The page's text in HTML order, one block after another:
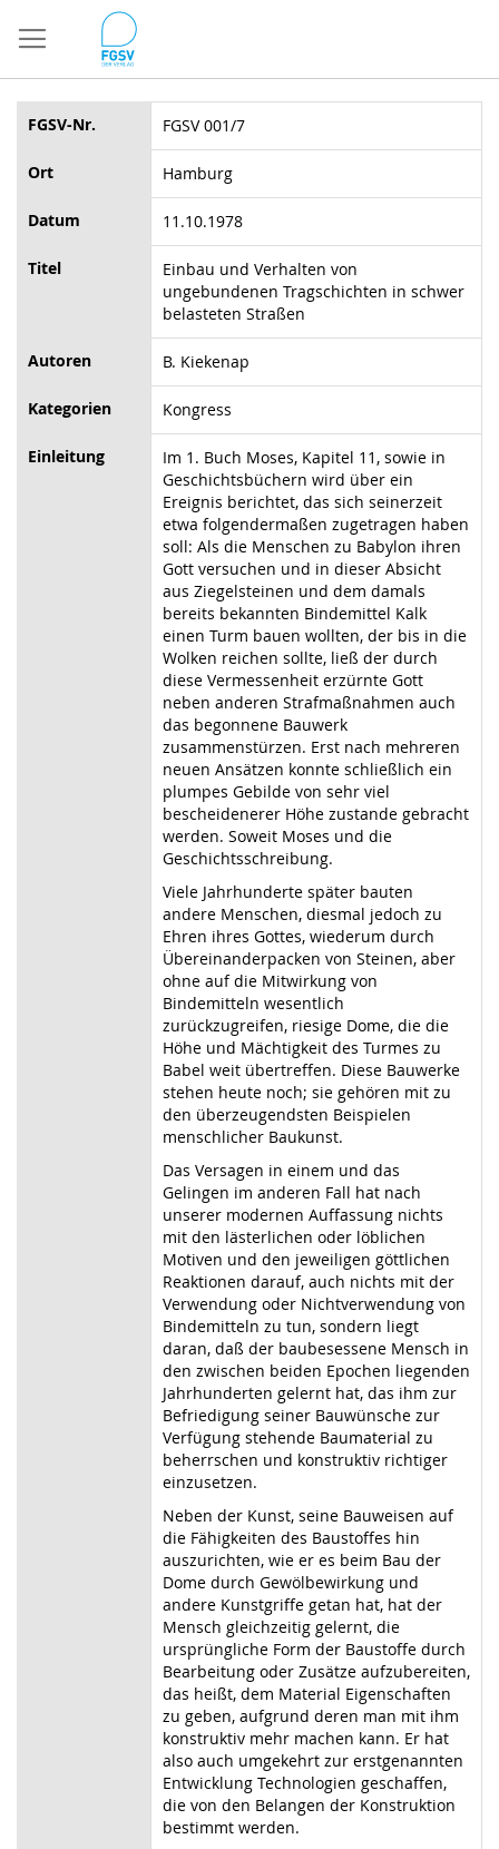
zum
Inhalt
FGSV-Nr. FGSV 001/7
Ort Hamburg
Datum 11.10.1978
Titel
Einbau und Verhalten von
ungebundenen Tragschichten in schwer
belasteten Straßen
Autoren B. Kiekenap
Kategorien Kongress
Einleitung
Im 1. Buch Moses, Kapitel 11, sowie in
Geschichtsbüchern wird über ein
Ereignis berichtet, das sich seinerzeit
etwa folgendermaßen zugetragen haben
soll: Als die Menschen zu Babylon ihren
Gott versuchen und in dieser Absicht
aus Ziegelsteinen und dem damals
bereits bekannten Bindemittel Kalk
einen Turm bauen wollten, der bis in die
Wolken reichen sollte, ließ der durch
diese Vermessenheit erzürnte Gott
neben anderen Strafmaßnahmen auch
das begonnene Bauwerk
zusammenstürzen. Erst nach mehreren
neuen Ansätzen konnte schließlich ein
plumpes Gebilde von sehr viel
bescheidenerer Höhe zustande gebracht
werden. Soweit Moses und die
Geschichtsschreibung.
Viele Jahrhunderte später bauten
andere Menschen, diesmal jedoch zu
Ehren ihres Gottes, wiederum durch
Übereinanderpacken von Steinen, aber
ohne auf die Mitwirkung von
Bindemitteln wesentlich
zurückzugreifen, riesige Dome, die die
Höhe und Mächtigkeit des Turmes zu
Babel weit übertreffen. Diese Bauwerke
stehen heute noch; sie gehören mit zu
den überzeugendsten Beispielen
menschlicher Baukunst.
Das Versagen in einem und das
Gelingen im anderen Fall hat nach
unserer modernen Auffassung nichts
mit den lästerlichen oder löblichen
Motiven und den jeweiligen göttlichen
Reaktionen darauf, auch nichts mit der
Verwendung oder Nichtverwendung von
Bindemitteln zu tun, sondern liegt
daran, daß der baubesessene Mensch in
den zwischen beiden Epochen liegenden
Jahrhunderten gelernt hat, das ihm zur
Befriedigung seiner Bauwünsche zur
Verfügung stehende Baumaterial zu
beherrschen und konstruktiv richtiger
einzusetzen.
Neben der Kunst, seine Bauweisen auf
die Fähigkeiten des Baustoffes hin
auszurichten, wie er es beim Bau der
Dome durch Gewölbewirkung und
andere Kunstgriffe getan hat, hat der
Mensch gleichzeitig gelernt, die
ursprüngliche Form der Baustoffe durch
Bearbeitung oder Zusätze aufzubereiten,
das heißt, dem Material Eigenschaften
zu geben, aufgrund deren man mit ihm
konstruktiv mehr machen kann. Er hat
also auch umgekehrt zur erstgenannten
Entwicklung Technologien geschaffen,
die von den Belangen der Konstruktion
bestimmt werden.